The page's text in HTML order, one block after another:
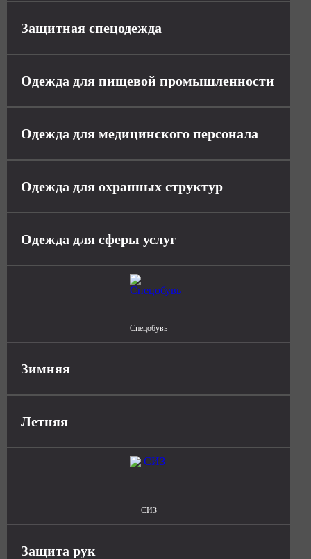
Защитная спецодежда
Одежда для пищевой промышленности
Одежда для медицинского персонала
Одежда для охранных структур
Одежда для сферы услуг
Спецобувь
Зимняя
Летняя
СИЗ
Защита рук